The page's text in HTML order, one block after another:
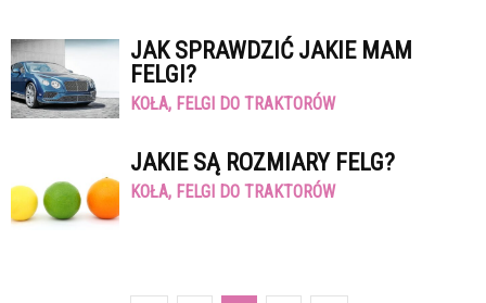
JAK SPRAWDZIĆ JAKIE MAM
FELGI?
KOŁA, FELGI DO TRAKTORÓW
JAKIE SĄ ROZMIARY FELG?
KOŁA, FELGI DO TRAKTORÓW